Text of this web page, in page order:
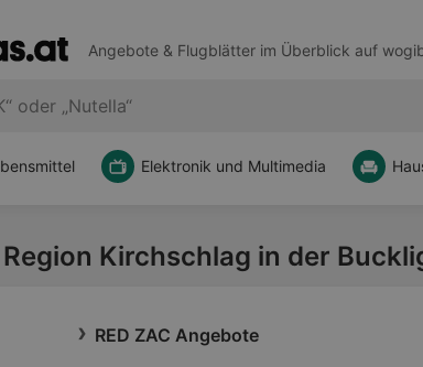
Angebote & Flugblätter im Überblick auf
Elektronik und Multimedia
Kirchschlag in der
RED ZAC Angebote